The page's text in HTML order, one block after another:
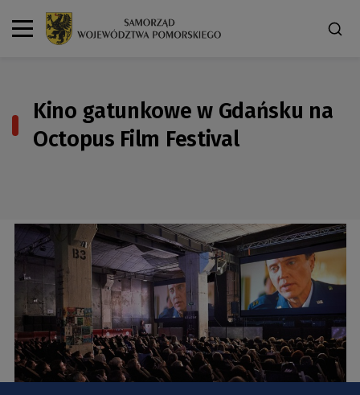
Kino gatunkowe w Gdańsku na
Octopus Film Festival